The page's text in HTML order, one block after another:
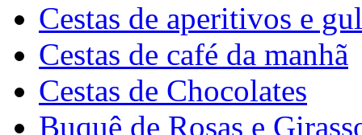
Cestas de aperitivos e
Cestas de café da manhã
Cestas de Chocolates
Buquê de Rosas e